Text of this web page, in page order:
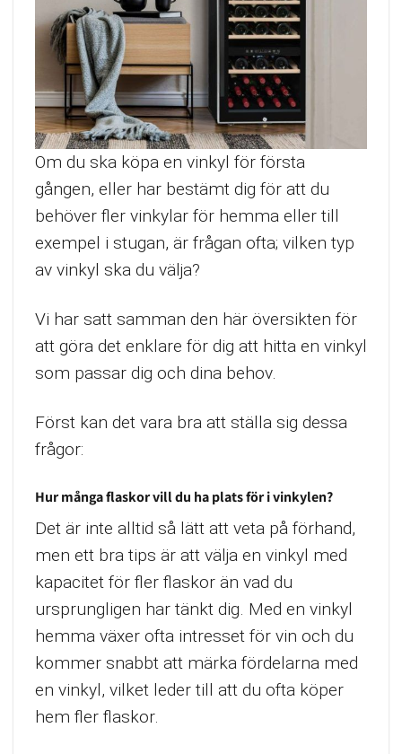
Om du ska köpa en vinkyl för första
gången, eller har bestämt dig för att du
behöver fler vinkylar för hemma eller till
exempel i stugan, är frågan ofta; vilken typ
av vinkyl ska du välja?
Vi har satt samman den här översikten för
att göra det enklare för dig att hitta en vinkyl
som passar dig och dina behov.
Först kan det vara bra att ställa sig dessa
frågor:
Hur många flaskor vill du ha plats för i vinkylen?
Det är inte alltid så lätt att veta på förhand,
men ett bra tips är att välja en vinkyl med
kapacitet för fler flaskor än vad du
ursprungligen har tänkt dig. Med en vinkyl
hemma växer ofta intresset för vin och du
kommer snabbt att märka fördelarna med
en vinkyl, vilket leder till att du ofta köper
hem fler flaskor.